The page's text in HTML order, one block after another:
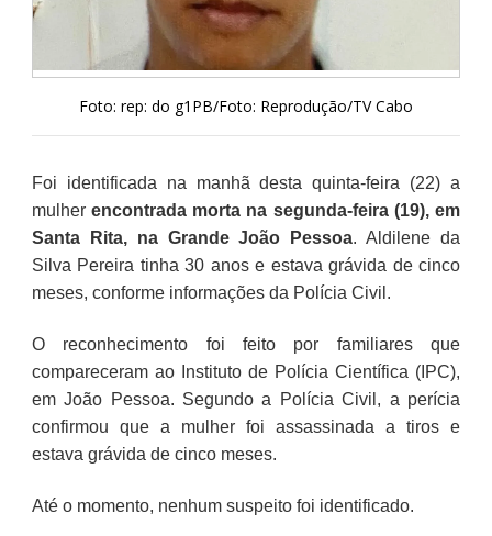
Foto: rep: do g1PB/Foto: Reprodução/TV Cabo
Foi identificada na manhã desta quinta-feira (22) a
mulherencontrada morta na segunda-feira (19), em
Santa Rita, na Grande João Pessoa. Aldilene da
Silva Pereira tinha 30 anos e estava grávida de cinco
meses, conforme informações da Polícia Civil.
O reconhecimento foi feito por familiares que
compareceram ao Instituto de Polícia Científica (IPC),
em João Pessoa. Segundo a Polícia Civil, a perícia
confirmou que a mulher foi assassinada a tiros e
estava grávida de cinco meses.
Até o momento, nenhum suspeito foi identificado.